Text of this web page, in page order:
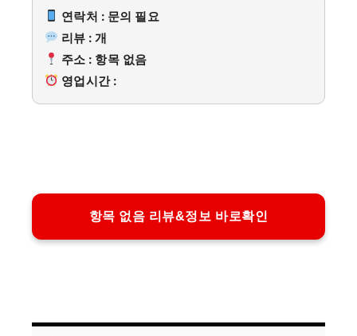
연락처 : 문의 필요
리뷰 : 개
주소 : 항목 없음
영업시간 :
항목 없음 리뷰&정보 바로확인